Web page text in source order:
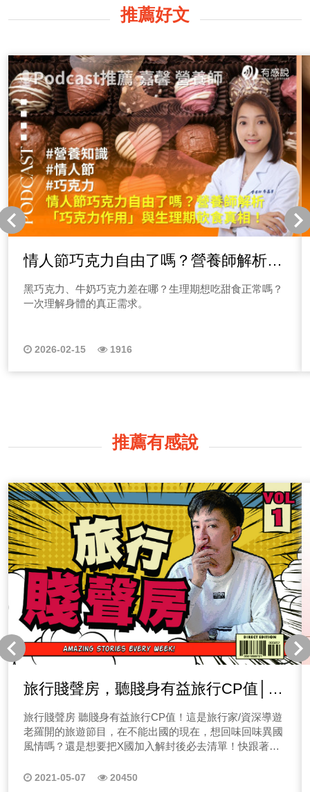
推薦好文
情人節巧克力自由了嗎？營養師解析
「巧克力作用」與生理期飲食真相！
黑巧克力、牛奶巧克力差在哪？生理期想吃甜食正常嗎？
一次理解身體的真正需求。
2026-02-15 1916
推薦有感說
旅行賤聲房，聽賤身有益旅行CP值│泰
國篇「椰子鬼vs金剛芭比，泰國人嚇
鬼，泰國浴怎麼洗？」
旅行賤聲房 聽賤身有益旅行CP值！這是旅行家/資深導遊
老羅開的旅遊節目，在不能出國的現在，想回味回味異國
風情嗎？還是想要把X國加入解封後必去清單！快跟著老
比，泰國人嚇鬼，泰國浴怎麼洗？」不能出國就聽老羅說
2021-05-07 20450